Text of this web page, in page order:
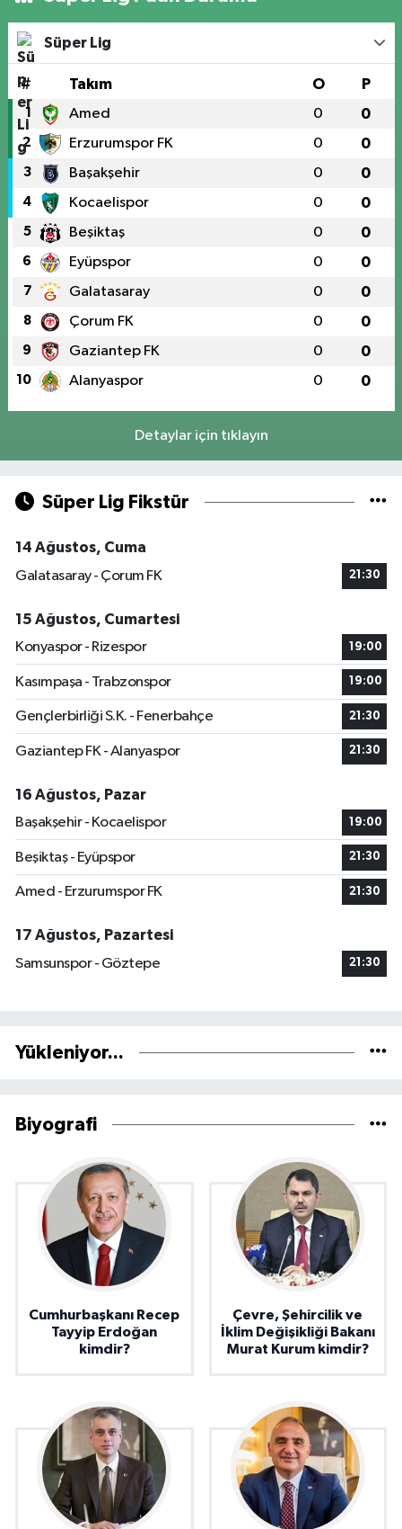
Süper Lig
# Takım O P
1 Amed 0 0
2 Erzurumspor FK 0 0
3 Başakşehir 0 0
4 Kocaelispor 0 0
5 Beşiktaş 0 0
6 Eyüpspor 0 0
7 Galatasaray 0 0
8 Çorum FK 0 0
9 Gaziantep FK 0 0
10 Alanyaspor 0 0
Detaylar için tıklayın
Süper Lig Fikstür
14 Ağustos, Cuma
Galatasaray - Çorum FK
21:30
15 Ağustos, Cumartesi
Konyaspor - Rizespor
19:00
Kasımpaşa - Trabzonspor 19:00
Gençlerbirliği S.K. - Fenerbahçe 21:30
Gaziantep FK - Alanyaspor 21:30
16 Ağustos, Pazar
Başakşehir - Kocaelispor
19:00
Beşiktaş - Eyüpspor 21:30
Amed - Erzurumspor FK 21:30
17 Ağustos, Pazartesi
Samsunspor - Göztepe
21:30
Yükleniyor...
Biyografi
Cumhurbaşkanı Recep
Tayyip Erdoğan
kimdir?
Çevre, Şehircilik ve
İklim Değişikliği Bakanı
Murat Kurum kimdir?